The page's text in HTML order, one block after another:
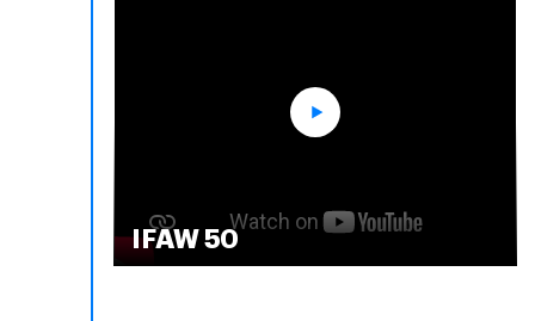
IFAW 50